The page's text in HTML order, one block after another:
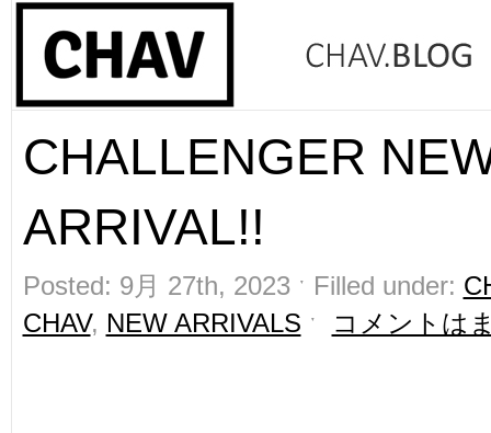
CHALLENGER
ARRIVAL!!
Posted: 9月 27th, 2023 ˑ Filled under:
CHAV, NEW ARRIVALS ˑ コメントは